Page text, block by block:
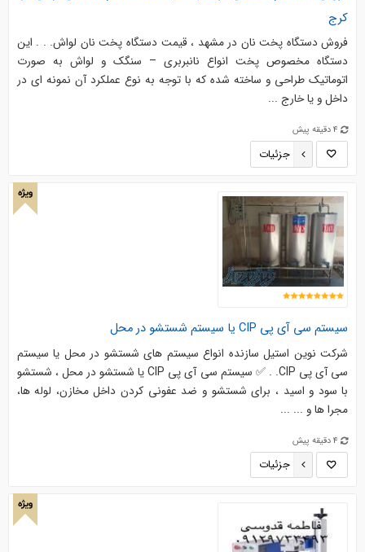
کرج
فروش دستگاه پخت نان در مشهد ، قیمت دستگاه پخت نان لواش. . . این
دستگاه مخصوص پخت انواع نانبربری – سنگک و لواش به صورت
اتوماتیک طراحی و ساخته شده که با توجه به نوع عملکرد آن نمونه ای در
داخل و یا خارج ...
4 دقیقه پیش
جزئیات
ویژه
سیستم سی آی پی CIP یا سیستم شستشو در محل
شرکت نوین استیل سازنده انواع سیستم های شستشو در محل یا سیستم
سی آی پی CIP. . ✅ سیستم سی آی پی CIP یا شستشو در محل ، شستشو
با سود و اسید ، برای شستشو و ضد عفونی کردن داخل مخازن، لوله ها،
مجرا ها و ... ...
4 دقیقه پیش
جزئیات
ویژه